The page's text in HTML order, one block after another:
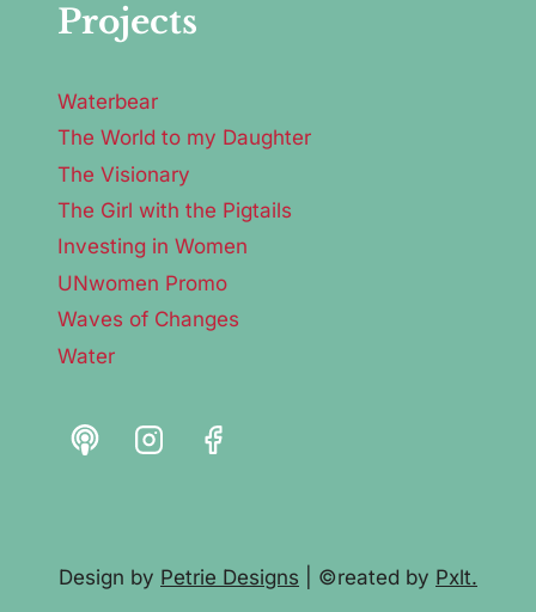
Projects
Waterbear
The World to my Daughter
The Visionary
The Girl with the Pigtails
Investing in Women
UNwomen Promo
Waves of Changes
Water
Design by Petrie Designs | ©reated by Pxlt.